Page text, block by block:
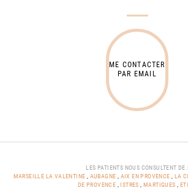
ME CONTACTER
PAR EMAIL
LES PATIENTS NOUS CONSULTENT DE :
MARSEILLE LA VALENTINE
AUBAGNE AIX EN PROVENCE LA
DE PROVENCE ,ISTRES MARTIGUES